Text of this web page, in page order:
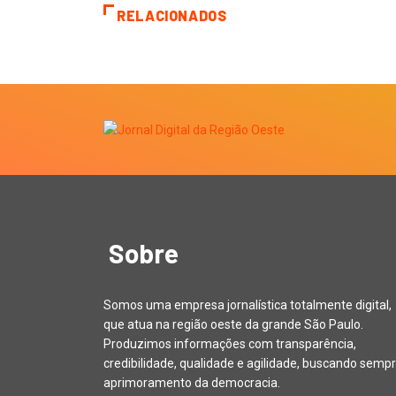
RELACIONADOS
Sobre
Somos uma empresa jornalística totalmente digital,
que atua na região oeste da grande São Paulo.
Produzimos informações com transparência,
credibilidade, qualidade e agilidade, buscando
aprimoramento da democracia.